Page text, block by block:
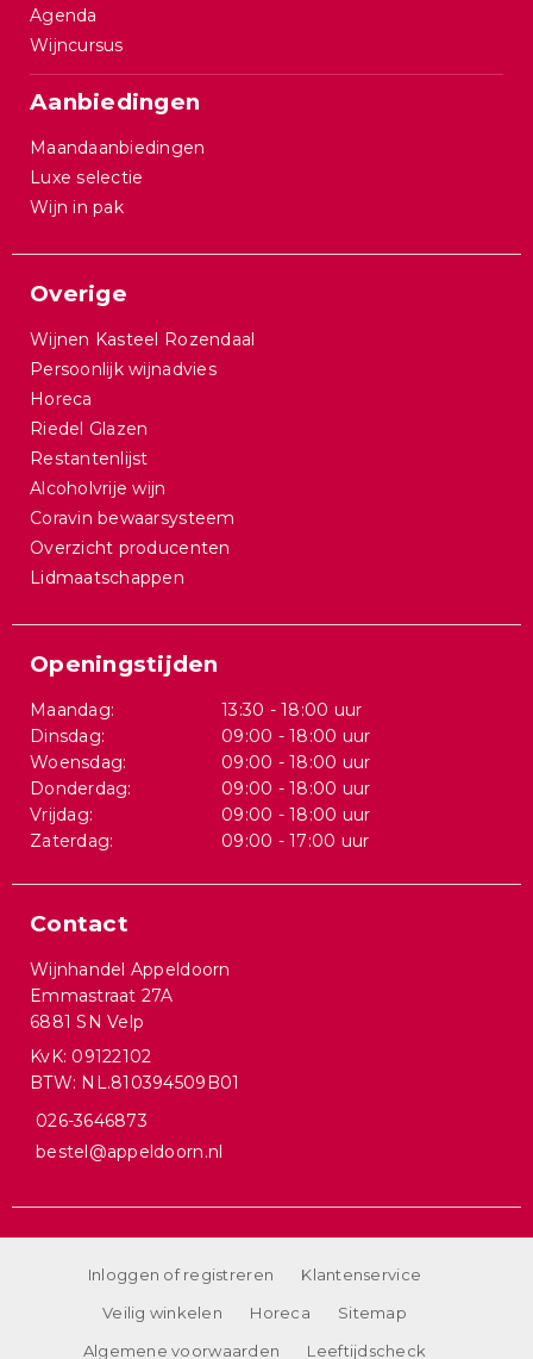
Agenda
Wijncursus
Aanbiedingen
Maandaanbiedingen
Luxe selectie
Wijn in pak
Overige
Wijnen Kasteel Rozendaal
Persoonlijk wijnadvies
Horeca
Riedel Glazen
Restantenlijst
Alcoholvrije wijn
Coravin bewaarsysteem
Overzicht producenten
Lidmaatschappen
Openingstijden
Maandag:
13:30 - 18:00 uur
Dinsdag:
09:00 - 18:00 uur
Woensdag:
09:00 - 18:00 uur
Donderdag:
09:00 - 18:00 uur
Vrijdag:
09:00 - 18:00 uur
Zaterdag:
09:00 - 17:00 uur
Contact
Wijnhandel Appeldoorn
Emmastraat 27A
6881 SN Velp
KvK: 09122102
BTW: NL.810394509B01
026-3646873
bestel@appeldoorn.nl
Inloggen of registreren
Klantenservice
Veilig winkelen
Horeca
Sitemap
Algemene voorwaarden
Leeftijdscheck